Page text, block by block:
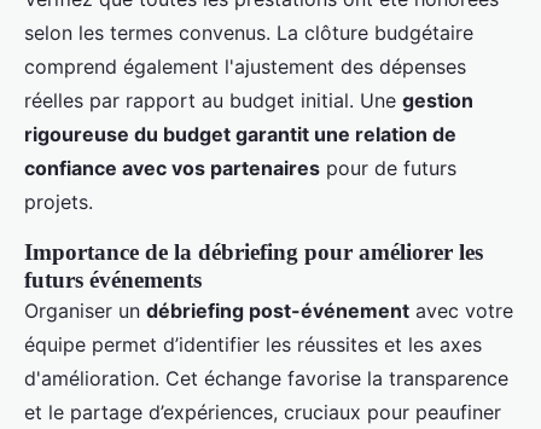
selon les termes convenus. La clôture budgétaire
comprend également l'ajustement des dépenses
réelles par rapport au budget initial. Une gestion
rigoureuse du budget garantit une relation de
confiance avec vos partenaires pour de futurs
projets.
Importance de la débriefing pour améliorer les
futurs événements
Organiser un débriefing post-événement avec votre
équipe permet d’identifier les réussites et les axes
d'amélioration. Cet échange favorise la transparence
et le partage d’expériences, cruciaux pour peaufiner